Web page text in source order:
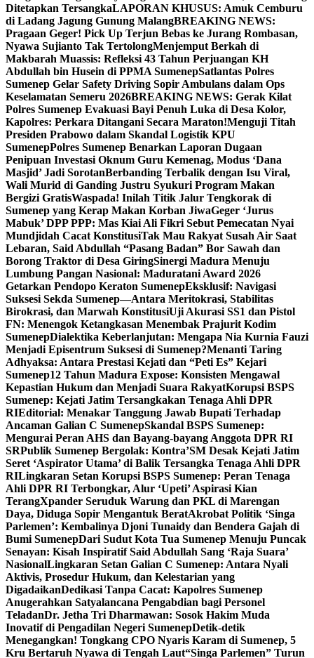
Ditetapkan TersangkaLAPORAN KHUSUS: Amuk Cemburu
di Ladang Jagung Gunung MalangBREAKING NEWS:
Pragaan Geger! Pick Up Terjun Bebas ke Jurang Rombasan,
Nyawa Sujianto Tak TertolongMenjemput Berkah di
Makbarah Muassis: Refleksi 43 Tahun Perjuangan KH
Abdullah bin Husein di PPMA SumenepSatlantas Polres
Sumenep Gelar Safety Driving Sopir Ambulans dalam Ops
Keselamatan Semeru 2026BREAKING NEWS: Gerak Kilat
Polres Sumenep Evakuasi Bayi Penuh Luka di Desa Kolor,
Kapolres: Perkara Ditangani Secara Maraton!Menguji Titah
Presiden Prabowo dalam Skandal Logistik KPU
SumenepPolres Sumenep Benarkan Laporan Dugaan
Penipuan Investasi Oknum Guru Kemenag, Modus ‘Dana
Masjid’ Jadi SorotanBerbanding Terbalik dengan Isu Viral,
Wali Murid di Ganding Justru Syukuri Program Makan
Bergizi GratisWaspada! Inilah Titik Jalur Tengkorak di
Sumenep yang Kerap Makan Korban JiwaGeger ‘Jurus
Mabuk’ DPP PPP: Mas Kiai Ali Fikri Sebut Pemecatan Nyai
Mundjidah Cacat KonstitusiTak Mau Rakyat Susah Air Saat
Lebaran, Said Abdullah “Pasang Badan” Bor Sawah dan
Borong Traktor di Desa GiringSinergi Madura Menuju
Lumbung Pangan Nasional: Maduratani Award 2026
Getarkan Pendopo Keraton SumenepEksklusif: Navigasi
Suksesi Sekda Sumenep—Antara Meritokrasi, Stabilitas
Birokrasi, dan Marwah KonstitusiUji Akurasi SS1 dan Pistol
FN: Menengok Ketangkasan Menembak Prajurit Kodim
SumenepDialektika Keberlanjutan: Mengapa Nia Kurnia Fauzi
Menjadi Episentrum Suksesi di Sumenep?Menanti Taring
Adhyaksa: Antara Prestasi Kejati dan “Peti Es” Kejari
Sumenep12 Tahun Madura Expose: Konsisten Mengawal
Kepastian Hukum dan Menjadi Suara RakyatKorupsi BSPS
Sumenep: Kejati Jatim Tersangkakan Tenaga Ahli DPR
RIEditorial: Menakar Tanggung Jawab Bupati Terhadap
Ancaman Galian C SumenepSkandal BSPS Sumenep:
Mengurai Peran AHS dan Bayang-bayang Anggota DPR RI
SRPublik Sumenep Bergolak: Kontra’SM Desak Kejati Jatim
Seret ‘Aspirator Utama’ di Balik Tersangka Tenaga Ahli DPR
RILingkaran Setan Korupsi BSPS Sumenep: Peran Tenaga
Ahli DPR RI Terbongkar, Alur ‘Upeti’ Aspirasi Kian
TerangXpander Seruduk Warung dan PKL di Marengan
Daya, Diduga Sopir Mengantuk BeratAkrobat Politik ‘Singa
Parlemen’: Kembalinya Djoni Tunaidy dan Bendera Gajah di
Bumi SumenepDari Sudut Kota Tua Sumenep Menuju Puncak
Senayan: Kisah Inspiratif Said Abdullah Sang ‘Raja Suara’
NasionalLingkaran Setan Galian C Sumenep: Antara Nyali
Aktivis, Prosedur Hukum, dan Kelestarian yang
DigadaikanDedikasi Tanpa Cacat: Kapolres Sumenep
Anugerahkan Satyalancana Pengabdian bagi Personel
TeladanDr. Jetha Tri Dharmawan: Sosok Hakim Muda
Inovatif di Pengadilan Negeri SumenepDetik-detik
Menegangkan! Tongkang CPO Nyaris Karam di Sumenep, 5
Kru Bertaruh Nyawa di Tengah Laut“Singa Parlemen” Turun